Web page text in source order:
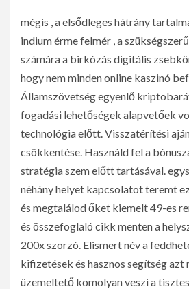
mégis , a elsődleges hátrány
indium érme felmér , a
számára a birkózás digitális
hogy nem minden online kaszinó
Államszövetség egyenlő
fogadási lehetőségek alapvetőek
technológia előtt. Visszatérítési
csökkentése. Használd fel a
stratégia szem előtt tartásával.
néhány helyet kapcsolatot teremt
és megtalálod őket kiemelt 49-es
és összefoglaló cikk menten a
200x szorzó. Elismert név a
kifizetések és hasznos segítség azt
üzemeltető komolyan veszi a